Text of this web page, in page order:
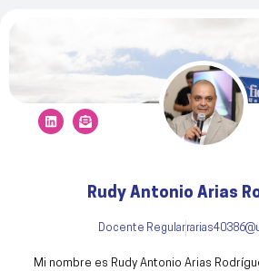
Rudy Antonio Arias
Docente Regular
Mi nombre es Rudy Antonio Arias